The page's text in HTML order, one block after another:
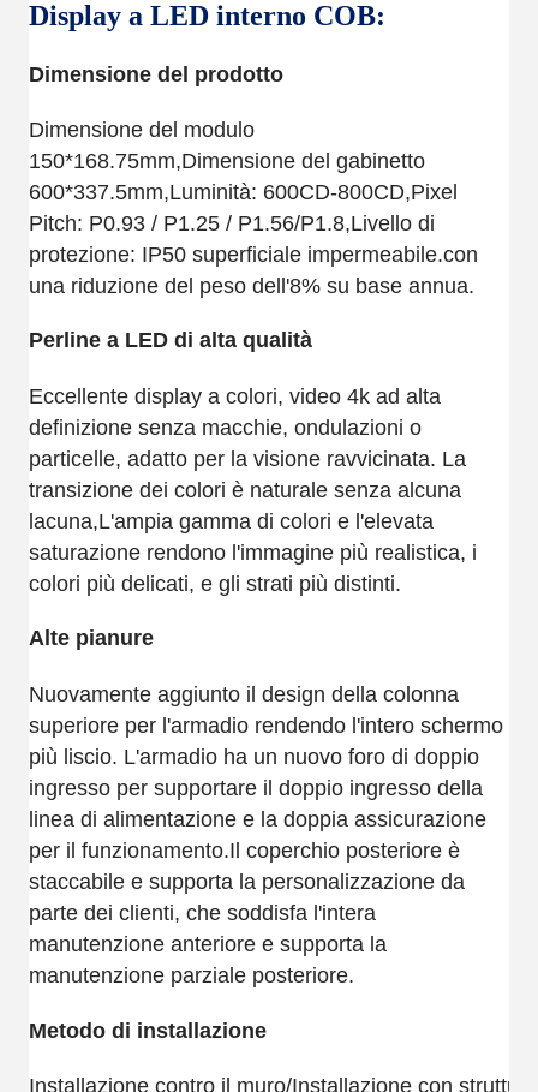
Display a LED interno COB:
Dimensione del prodotto
Dimensione del modulo
150*168.75mm,Dimensione del gabinetto
600*337.5mm,Luminità: 600CD-800CD,Pixel
Pitch: P0.93 / P1.25 / P1.56/P1.8,Livello di
protezione: IP50 superficiale impermeabile.con
una riduzione del peso dell'8% su base annua.
Perline a LED di alta qualità
Eccellente display a colori, video 4k ad alta
definizione senza macchie, ondulazioni o
particelle, adatto per la visione ravvicinata. La
transizione dei colori è naturale senza alcuna
lacuna,L'ampia gamma di colori e l'elevata
saturazione rendono l'immagine più realistica, i
colori più delicati, e gli strati più distinti.
Alte pianure
Nuovamente aggiunto il design della colonna
superiore per l'armadio rendendo l'intero schermo
più liscio. L'armadio ha un nuovo foro di doppio
ingresso per supportare il doppio ingresso della
linea di alimentazione e la doppia assicurazione
per il funzionamento.Il coperchio posteriore è
staccabile e supporta la personalizzazione da
parte dei clienti, che soddisfa l'intera
manutenzione anteriore e supporta la
manutenzione parziale posteriore.
Metodo di installazione
Installazione contro il muro/Installazione con